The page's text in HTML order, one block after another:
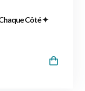
Côté ✦